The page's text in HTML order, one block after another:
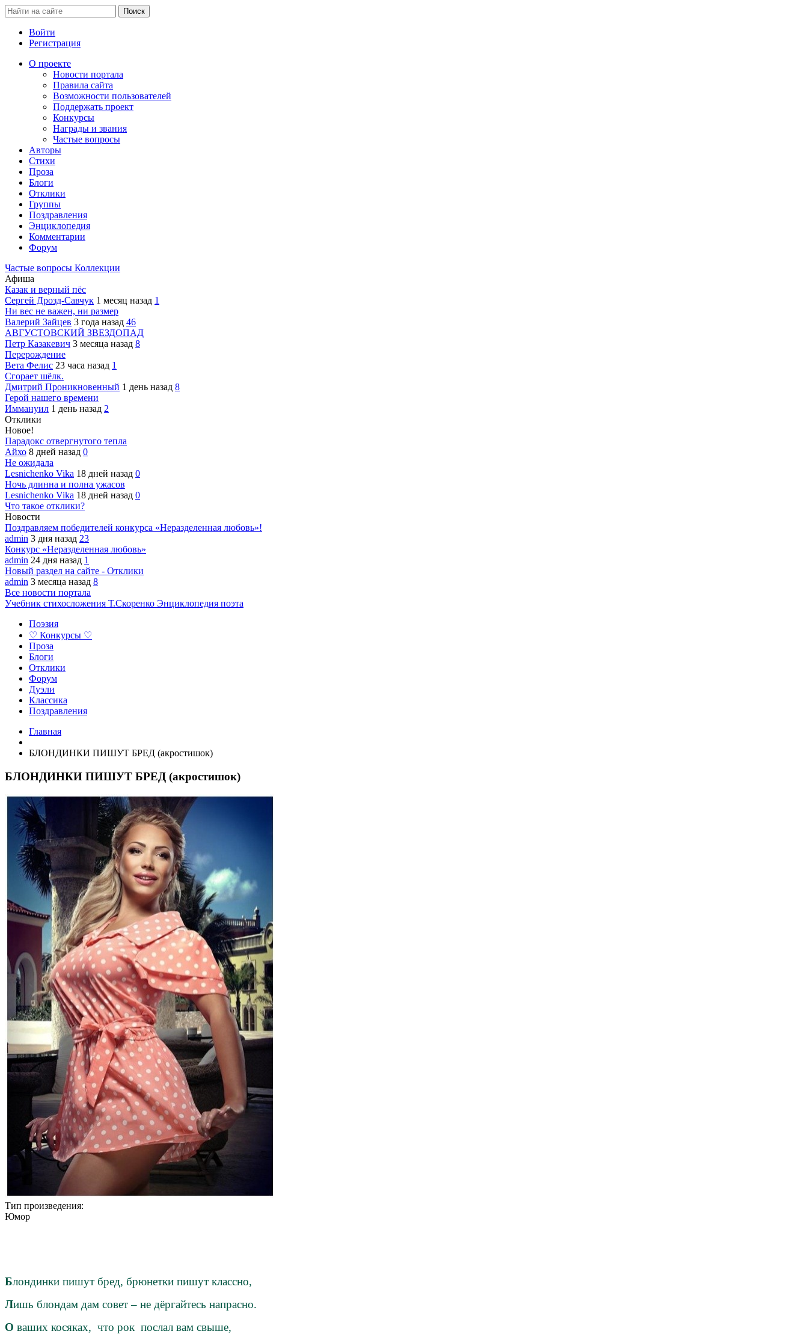
Войти
Регистрация
О проекте
Новости портала
Правила сайта
Возможности пользователей
Поддержать проект
Конкурсы
Награды и звания
Частые вопросы
Авторы
Стихи
Проза
Блоги
Отклики
Группы
Поздравления
Энциклопедия
Комментарии
Форум
Частые вопросы Коллекции
Афиша
Казак и верный пёс
Сергей Дрозд-Савчук 1 месяц назад 1
Ни вес не важен, ни размер
Валерий Зайцев 3 года назад 46
АВГУСТОВСКИЙ ЗВЕЗДОПАД
Петр Казакевич 3 месяца назад 8
Перерождение
Вета Фелис 23 часа назад 1
Сгорает шёлк.
Дмитрий Проникновенный 1 день назад 8
Герой нашего времени
Иммануил 1 день назад 2
Отклики
Новое!
Парадокс отвергнутого тепла
Айхо 8 дней назад 0
Не ожидала
Lesnichenko Vika 18 дней назад 0
Ночь длинна и полна ужасов
Lesnichenko Vika 18 дней назад 0
Что такое отклики?
Новости
Поздравляем победителей конкурса «Неразделенная любовь»!
admin 3 дня назад 23
Конкурс «Неразделенная любовь»
admin 24 дня назад 1
Новый раздел на сайте - Отклики
admin 3 месяца назад 8
Все новости портала
Учебник стихосложения Т.Скоренко Энциклопедия поэта
Поэзия
♡ Конкурсы ♡
Проза
Блоги
Отклики
Форум
Дуэли
Классика
Поздравления
Главная
БЛОНДИНКИ ПИШУТ БРЕД (акроcтишок)
БЛОНДИНКИ ПИШУТ БРЕД (акроcтишок)
Тип произведения:
Юмор
Блондинки пишут бред, брюнетки пишут классно,
Лишь блондам дам совет – не дёргайтесь напрасно.
О ваших косяках, что рок послал вам свыше,